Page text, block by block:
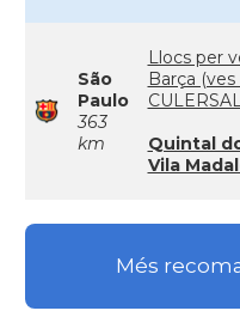
São
Paulo
363
km
Llocs per
Barça (ves
Quintal
Vila
Més